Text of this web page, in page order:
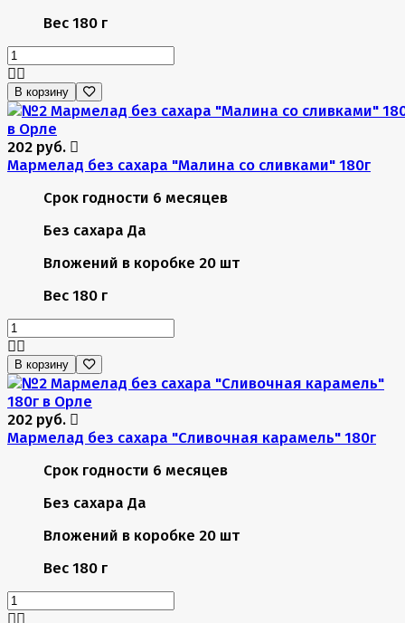
Вес 180 г
В корзину
202 руб.
Мармелад без сахара "Малина со сливками" 180г
Срок годности 6 месяцев
Без сахара Да
Вложений в коробке 20 шт
Вес 180 г
В корзину
202 руб.
Мармелад без сахара "Сливочная карамель" 180г
Срок годности 6 месяцев
Без сахара Да
Вложений в коробке 20 шт
Вес 180 г